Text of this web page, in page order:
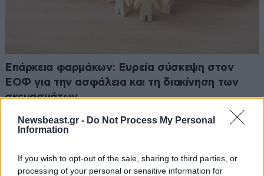
Newsbeast.gr - Do Not Process My Personal
Information
If you wish to opt-out of the sale, sharing to third parties, or
processing of your personal or sensitive information for
Επάρκεια φαρμάκων: Ευρεία σύσκεψη στον
ΕΟΦ για την ασφάλεια και τη διακίνηση των
σκευασμάτων